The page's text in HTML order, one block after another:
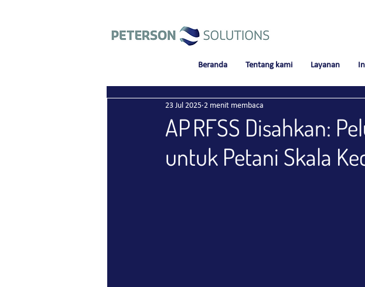
Beranda Tentang kami Layanan
AP RFSS Disahkan:
untuk Petani Skala
23 Jul 2025 2 menit membaca